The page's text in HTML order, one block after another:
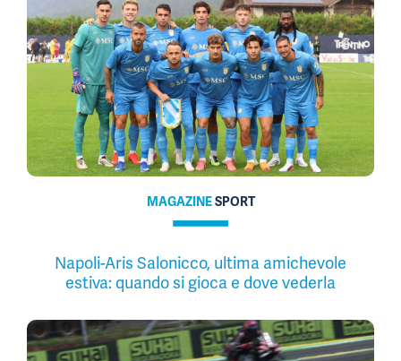
MAGAZINESPORT
Napoli-Aris Salonicco, ultima amichevole
estiva: quando si gioca e dove vederla